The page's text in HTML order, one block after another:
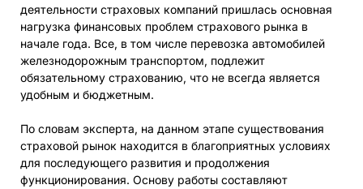
деятельности страховых компаний пришлась основная
нагрузка финансовых проблем страхового рынка в
начале года. Все, в том числе перевозка автомобилей
железнодорожным транспортом, подлежит
обязательному страхованию, что не всегда является
удобным и бюджетным.
По словам эксперта, на данном этапе существования
страховой рынок находится в благоприятных условиях
для последующего развития и продолжения
функционирования. Основу работы составляют